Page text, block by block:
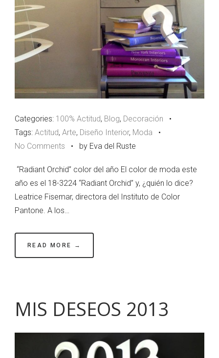
Categories: 100% Actitud, Blog, Decoración •
Tags: Actitud, Arte, Diseño Interior, Moda •
No Comments • by Eva del Ruste
“Radiant Orchid” color del año El color de moda este
año es el 18-3224 “Radiant Orchid” y, ¿quién lo dice?
Leatrice Fisemar, directora del Instituto de Color
Pantone. A los…
READ MORE →
MIS DESEOS 2013